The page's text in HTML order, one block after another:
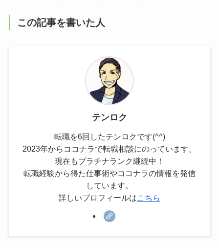
この記事を書いた人
テンロク
転職を6回したテンロクです(^^)
2023年からココナラで転職相談にのっています。
現在もプラチナランク継続中！
転職経験から得た仕事術やココナラの情報を発信
しています。
詳しいプロフィールはこちら